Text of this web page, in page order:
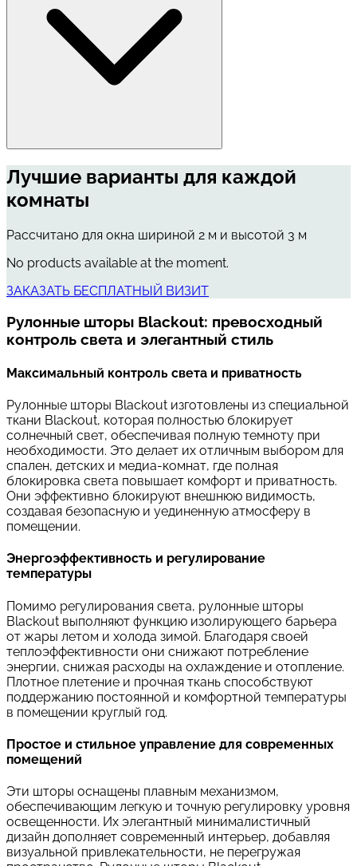
Лучшие варианты для каждой
комнаты
Рассчитано для окна шириной 2 м и высотой 3 м
No products available at the moment.
ЗАКАЗАТЬ БЕСПЛАТНЫЙ ВИЗИТ
Рулонные шторы Blackout: превосходный
контроль света и элегантный стиль
Максимальный контроль света и приватность
Рулонные шторы Blackout изготовлены из специальной
ткани Blackout, которая полностью блокирует
солнечный свет, обеспечивая полную темноту при
необходимости. Это делает их отличным выбором для
спален, детских и медиа-комнат, где полная
блокировка света повышает комфорт и приватность.
Они эффективно блокируют внешнюю видимость,
создавая безопасную и уединенную атмосферу в
помещении.
Энергоэффективность и регулирование
температуры
Помимо регулирования света, рулонные шторы
Blackout выполняют функцию изолирующего барьера
от жары летом и холода зимой. Благодаря своей
теплоэффективности они снижают потребление
энергии, снижая расходы на охлаждение и отопление.
Плотное плетение и прочная ткань способствуют
поддержанию постоянной и комфортной температуры
в помещении круглый год.
Простое и стильное управление для современных
помещений
Эти шторы оснащены плавным механизмом,
обеспечивающим легкую и точную регулировку уровня
освещенности. Их элегантный минималистичный
дизайн дополняет современный интерьер, добавляя
визуальной привлекательности, не перегружая